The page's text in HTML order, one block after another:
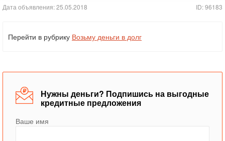
Дата объявления: 25.05.2018 ID: 96183
Перейти в рубрику Возьму деньги в долг
Нужны деньги? Подпишись на выгодные
кредитные предложения
Ваше имя